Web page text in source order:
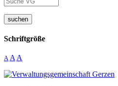
suchen
Schriftgröße
A A A